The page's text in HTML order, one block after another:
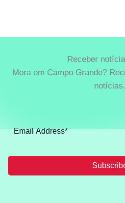
Receber
Mora em Campo Grande?
notícias.